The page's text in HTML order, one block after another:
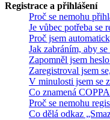
Registrace a přihlášení
Proč se nemohu
Je vůbec potřeba se
Proč jsem
Jak zabráním, aby
Zapomněl jsem
Zaregistroval jsem
V minulosti jsem se
Co znamená
Proč se nemohu
Co dělá odkaz